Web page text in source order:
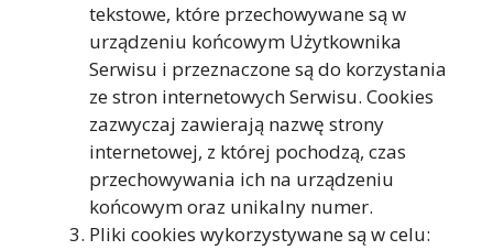
tekstowe, które przechowywane są w
urządzeniu końcowym Użytkownika
Serwisu i przeznaczone są do korzystania
ze stron internetowych Serwisu. Cookies
zazwyczaj zawierają nazwę strony
internetowej, z której pochodzą, czas
przechowywania ich na urządzeniu
końcowym oraz unikalny numer.
Pliki cookies wykorzystywane są w celu: